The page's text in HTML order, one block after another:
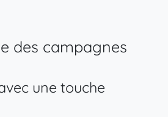
des campagnes
une touche